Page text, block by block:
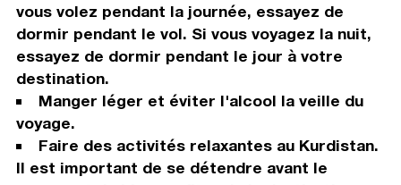
vous volez pendant la journée, essayez de
dormir pendant le vol. Si vous voyagez la nuit,
essayez de dormir pendant le jour à votre
destination.
Manger léger et éviter l'alcool la veille du
voyage.
Faire des activités relaxantes au Kurdistan.
Il est important de se détendre avant le